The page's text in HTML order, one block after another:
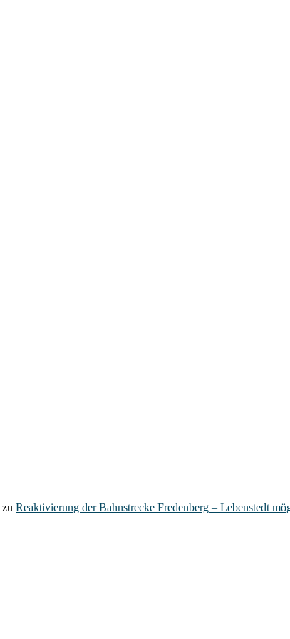
zu Reaktivierung der Bahnstrecke Fredenberg – Lebenstedt